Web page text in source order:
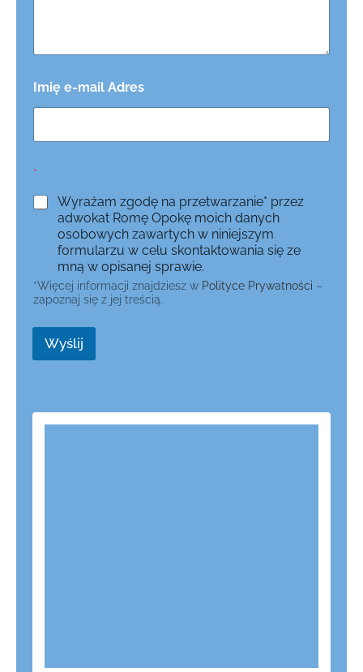
Imię e-mail Adres
*
Wyrażam zgodę na przetwarzanie* przez
adwokat Romę Opokę moich danych
osobowych zawartych w niniejszym
formularzu w celu skontaktowania się ze
mną w opisanej sprawie.
*Więcej informacji znajdziesz w Polityce Prywatności –
zapoznaj się z jej treścią.
Wyślij